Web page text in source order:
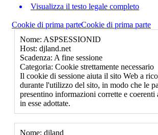
Visualizza il testo legale completo
Cookie di prima parteCookie di prima parte
Nome: ASPSESSIONID
Host: djland.net
Scadenza: A fine sessione
Categoria: Cookie strettamente necessario
Il cookie di sessione aiuta il sito Web a
durante l'utilizzo del sito, in modo che le
presentino informazioni corrette e coerenti
in esse adottate.
Nome: djland